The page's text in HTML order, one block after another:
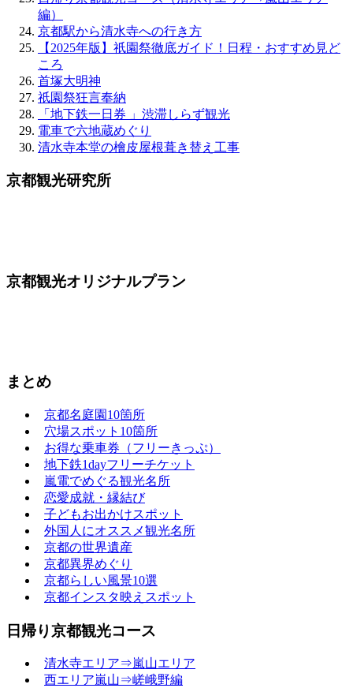
編）
京都駅から清水寺への行き方
【2025年版】祇園祭徹底ガイド！日程・おすすめ見ど
ころ
首塚大明神
祇園祭狂言奉納
「地下鉄一日券 」渋滞しらず観光
電車で六地蔵めぐり
清水寺本堂の檜皮屋根葺き替え工事
京都観光研究所
京都観光オリジナルプラン
まとめ
京都名庭園10箇所
穴場スポット10箇所
お得な乗車券（フリーきっぷ）
地下鉄1dayフリーチケット
嵐電でめぐる観光名所
恋愛成就・縁結び
子どもお出かけスポット
外国人にオススメ観光名所
京都の世界遺産
京都異界めぐり
京都らしい風景10選
京都インスタ映えスポット
日帰り京都観光コース
清水寺エリア⇒嵐山エリア
西エリア嵐山⇒嵯峨野編